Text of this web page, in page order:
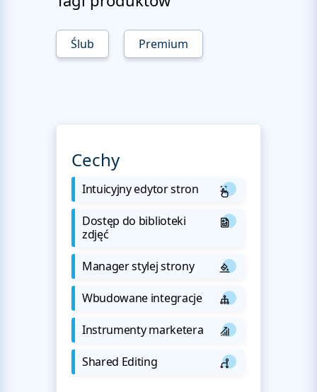
Ślub Premium
Cechy
Intuicyjny edytor stron
Dostęp do biblioteki
zdjęć
Manager stylej strony
Wbudowane integracje
Instrumenty marketera
Shared Editing